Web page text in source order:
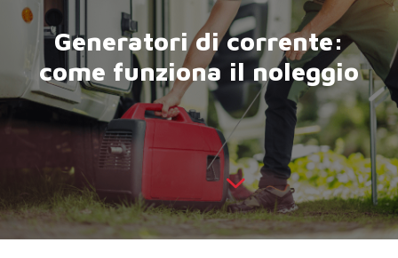
Generatori di corrente:
come funziona il noleggio